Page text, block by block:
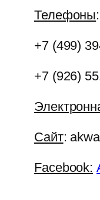
Телефоны:
+7 (499)
+7 (926)
Сайт:
Facebook: